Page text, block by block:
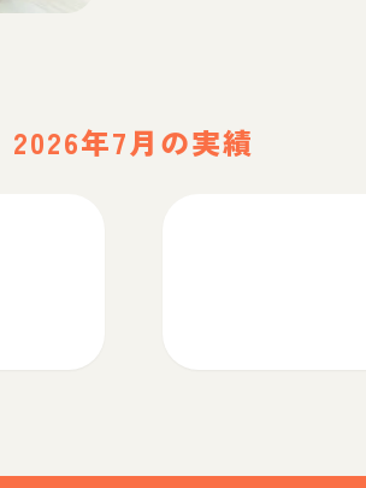
2026年7月の実績